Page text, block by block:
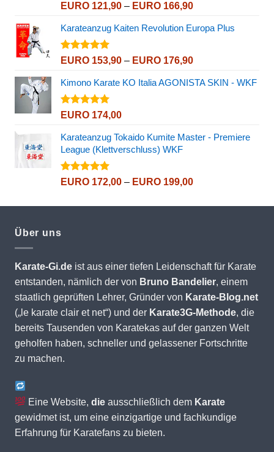
Bewertet
von 5
EURO121,90 – EURO166,90Preisspanne:
bis
Karateanzug Kaiten Revolution Europa Plus
Bewertet
von 5
EURO153,90 – EURO176,90Preisspanne:
bis
Kimono Karate KO Italia AGONISTA SKIN - WKF
Bewertet
von 5
EURO174,00
Karateanzug Tokaido Kumite Master - Premiere
League (Klettverschluss) WKF
Bewertet
EURO172,00 – EURO199,00Preisspanne:
bis
Über uns
Karate-Gi.deist aus einer tiefen Leidenschaft für Karate
entstanden, nämlich der von Bruno Bandelier, einem
staatlich geprüften Lehrer, Gründer von Karate-Blog.net
(„le karate clair et net“) und der Karate3G-Methode, die
bereits Tausenden von Karatekas auf der ganzen Welt
geholfen haben, schneller und gelassener Fortschritte
zu machen.
Eine Website,die ausschließlich dem Karate
gewidmet ist, um eine einzigartige und fachkundige
Erfahrung für Karatefans zu bieten.